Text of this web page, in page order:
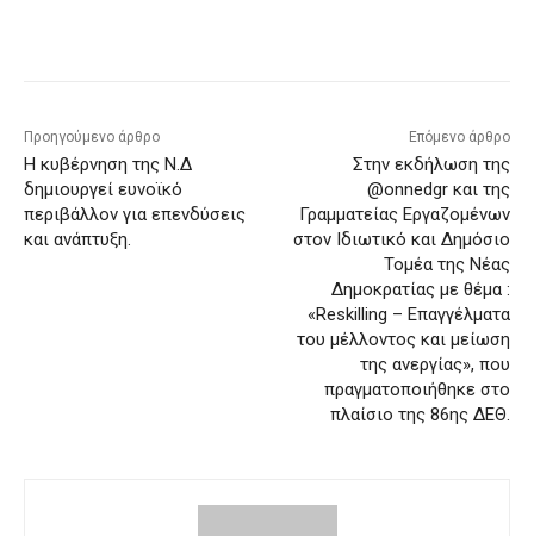
Προηγούμενο άρθρο
Η κυβέρνηση της Ν.Δ
δημιουργεί ευνοϊκό
περιβάλλον για επενδύσεις
και ανάπτυξη.
Επόμενο άρθρο
Στην εκδήλωση της
@onnedgr και της
Γραμματείας Εργαζομένων
στον Ιδιωτικό και Δημόσιο
Τομέα της Νέας
Δημοκρατίας με θέμα :
«Reskilling – Επαγγέλματα
του μέλλοντος και μείωση
της ανεργίας», που
πραγματοποιήθηκε στο
πλαίσιο της 86ης ΔΕΘ.